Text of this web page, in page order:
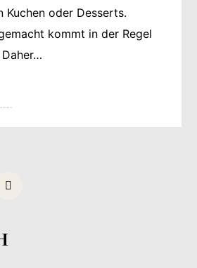
Kuchen oder Desserts.
kommt in der Regel